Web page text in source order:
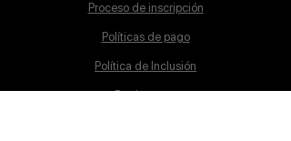
Proceso de inscripción
Políticas de pago
Política de Inclusión
Reglamento